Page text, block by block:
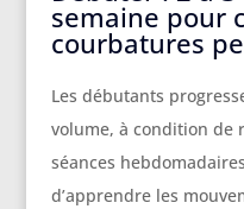
semaine pour
courbatures
Les débutants
volume, à condition de
séances
d’apprendre les